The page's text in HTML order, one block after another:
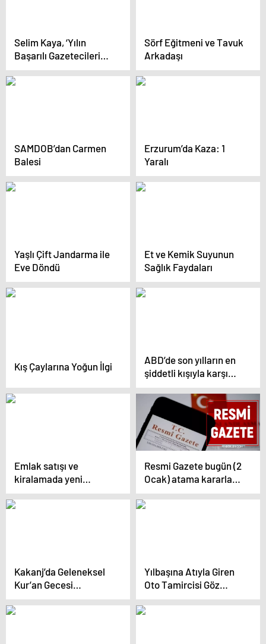
Selim Kaya, ‘Yılın
Başarılı Gazetecileri
Yarışması’nda Birinci
Oldu
Sörf Eğitmeni ve Tavuk
Arkadaşı
SAMDOB’dan Carmen
Balesi
Erzurum’da Kaza: 1
Yaralı
Yaşlı Çift Jandarma ile
Eve Döndü
Et ve Kemik Suyunun
Sağlık Faydaları
Kış Çaylarına Yoğun İlgi
ABD’de son yılların en
şiddetli kışıyla karşı
karşıya
Emlak satışı ve
kiralamada yeni
dönem
Resmi Gazete bugün (2
Ocak) atama kararları
neler? Resmi Gazete
atama kararları 2025!
Kakanj’da Geleneksel
Kur’an Gecesi
Düzenlendi
Yılbaşına Atıyla Giren
Oto Tamircisi Göz
Doldurdu